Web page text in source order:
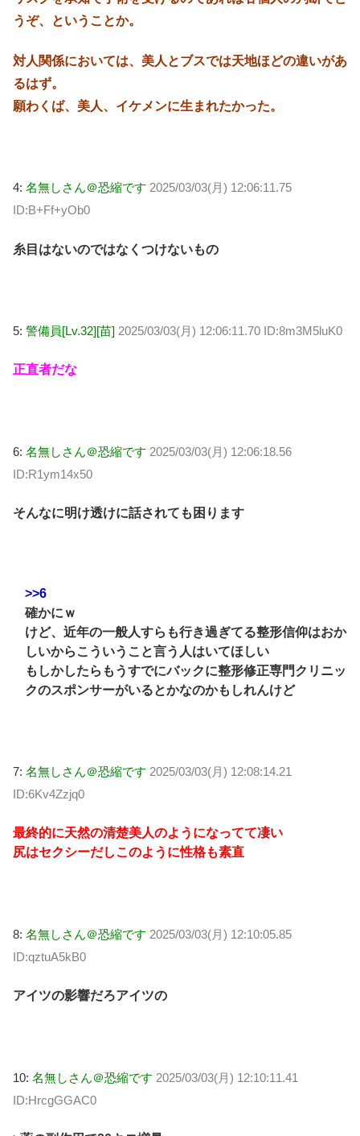
うぞ、ということか。
対人関係においては、美人とブスでは天地ほどの違いがあ
るはず。
願わくば、美人、イケメンに生まれたかった。
4: 名無しさん＠恐縮です 2025/03/03(月) 12:06:11.75
ID:B+Ff+yOb0
糸目はないのではなくつけないもの
5: 警備員[Lv.32][苗] 2025/03/03(月) 12:06:11.70 ID:8m3M5luK0
正直者だな
6: 名無しさん＠恐縮です 2025/03/03(月) 12:06:18.56
ID:R1ym14x50
そんなに明け透けに話されても困ります
>>6
確かにｗ
けど、近年の一般人すらも行き過ぎてる整形信仰はおか
しいからこういうこと言う人はいてほしい
もしかしたらもうすでにバックに整形修正専門クリニッ
クのスポンサーがいるとかなのかもしれんけど
7: 名無しさん＠恐縮です 2025/03/03(月) 12:08:14.21
ID:6Kv4Zzjq0
最終的に天然の清楚美人のようになってて凄い
尻はセクシーだしこのように性格も素直
8: 名無しさん＠恐縮です 2025/03/03(月) 12:10:05.85
ID:qztuA5kB0
アイツの影響だろアイツの
10: 名無しさん＠恐縮です 2025/03/03(月) 12:10:11.41
ID:HrcgGGAC0